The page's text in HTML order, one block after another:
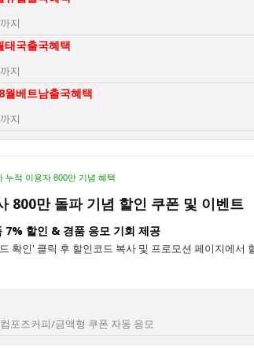
지
국출국혜택
지
베트남출국혜택
지
누적 이용자 800만 기념 혜택
800만 돌파 기념 할인 쿠폰 및 이벤트
7% 할인 & 경품 응모 기회 제공
확인' 클릭 후 할인코드 복사 및 프로모션 페이지에서
포즈커피/금액형 쿠폰 자동 응모